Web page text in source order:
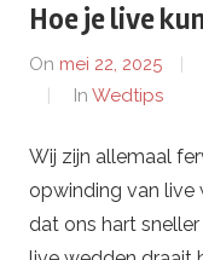
Hoe je live
On mei 22, 2025
In Wedtips
Wij zijn allemaal
opwinding van live
dat ons hart